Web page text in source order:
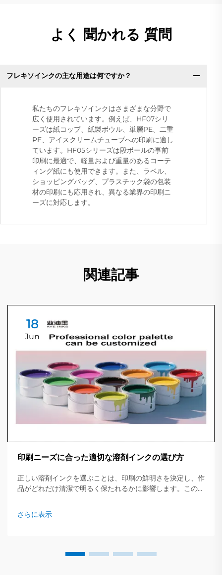
よく 聞かれる 質問
フレキソインクの主な用途は何ですか？
私たちのフレキソインクはさまざまな分野で
広く使用されています。例えば、HF07シリ
ーズは紙コップ、紙製ボウル、単層PE、二重
PE、アイスクリームチューブへの印刷に適し
ています。HF05シリーズは段ボールの事前
印刷に最適で、軽量および重量のあるコーテ
ィング紙にも使用できます。また、ラベル、
ショッピングバッグ、プラスチック袋の包装
材の印刷にも応用され、異なる業界の印刷ニ
ーズに対応します。
関連記事
18
Jun
印刷ニーズに合った適切な溶剤インクの選び方
正しい溶剤インクを選ぶことは、印刷の鮮明さを決定し、作
品がどれだけ清潔で明るく保たれるかに影響します。この簡
事前に確認すべき重要なポイントについて概説します...
さらに表示